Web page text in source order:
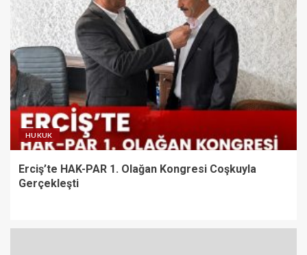
HUKUK
Erciş’te HAK-PAR 1. Olağan Kongresi Coşkuyla
Gerçekleşti